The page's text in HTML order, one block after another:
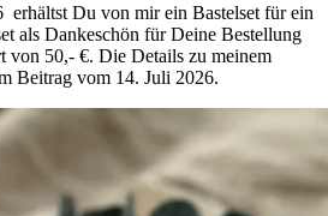
erhältst Du von mir ein Bastelset für ein
als Dankeschön für Deine Bestellung
von 50,- €. Die Details zu meinem
Beitrag vom 14. Juli 2026.